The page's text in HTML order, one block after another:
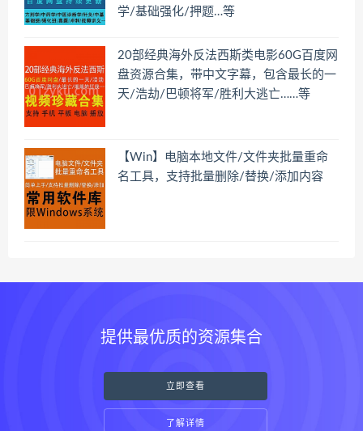
学/基础强化/押题…等
20部经典海外反法西斯类电影60G百度网
盘资源合集，带中文字幕，包含最长的一
天/浩劫/巴顿将军/胜利大逃亡……等
【Win】电脑本地文件/文件夹批量重命
名工具，支持批量删除/替换/添加内容
提供最优质的资源集合
立即查看
了解详情